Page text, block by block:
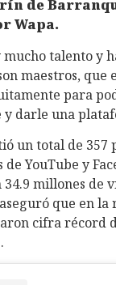
de
Wapa.
talento y
maestros, que
para
y darle una
un total de 357
YouTube y
millones de
que en la
cifra récord